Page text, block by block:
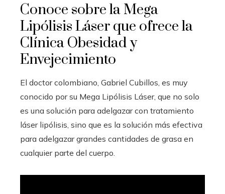
Conoce sobre la Mega
Lipólisis Láser que ofrece la
Clínica Obesidad y
Envejecimiento
El doctor colombiano, Gabriel Cubillos, es muy
conocido por su Mega Lipólisis Láser, que no solo
es una solución para adelgazar con tratamiento
láser lipólisis, sino que es la solución más efectiva
para adelgazar grandes cantidades de grasa en
cualquier parte del cuerpo.